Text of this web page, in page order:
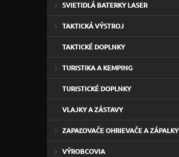
SVIETIDLÁ BATERKY LASER
TAKTICKÁ VÝSTROJ
TAKTICKÉ DOPLNKY
TURISTIKA A KEMPING
TURISTICKÉ DOPLNKY
VLAJKY A ZÁSTAVY
ZAPAĽOVAČE OHRIEVAČE A ZÁPALKY
VÝROBCOVIA